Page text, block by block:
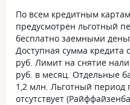
По всем кредитным
предусмотрен льготный
бесплатно заемными
Доступная сумма кредита
руб . Лимит на снятие
руб. в месяц. Отдельные
1,2 млн. Льготный период
отсутствует